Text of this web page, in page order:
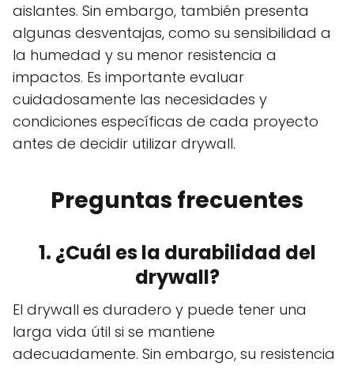
aislantes. Sin embargo, también presenta
algunas desventajas, como su sensibilidad a
la humedad y su menor resistencia a
impactos. Es importante evaluar
cuidadosamente las necesidades y
condiciones específicas de cada proyecto
antes de decidir utilizar drywall.
Preguntas frecuentes
1. ¿Cuál es la durabilidad del
drywall?
El drywall es duradero y puede tener una
larga vida útil si se mantiene
adecuadamente. Sin embargo, su resistencia